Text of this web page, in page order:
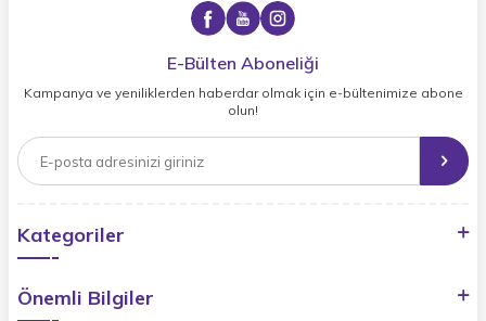
E-Bülten Aboneliği
Kampanya ve yeniliklerden haberdar olmak için e-bültenimize abone
olun!
Kategoriler
Önemli Bilgiler